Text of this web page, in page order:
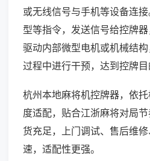
或无线信号与手机等设备连
型等指令，发送信号给控牌
驱动内部微型电机或机械结
过程中进行干预，达到控牌目
杭州本地麻将机控牌器，依
度适配，贴合江浙麻将对局
货充足，上门调试、售后维
速，适配性更强。